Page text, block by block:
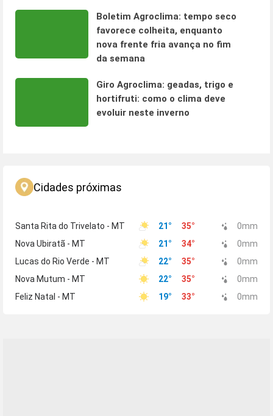
Boletim Agroclima: tempo seco
favorece colheita, enquanto
nova frente fria avança no fim
da semana
Giro Agroclima: geadas, trigo e
hortifruti: como o clima deve
evoluir neste inverno
Cidades próximas
Santa Rita do Trivelato - MT 21° 35° 0mm
Nova Ubiratã - MT
21° 34° 0mm
Lucas do Rio Verde - MT
22° 35° 0mm
Nova Mutum - MT
22° 35° 0mm
Feliz Natal - MT
19° 33° 0mm